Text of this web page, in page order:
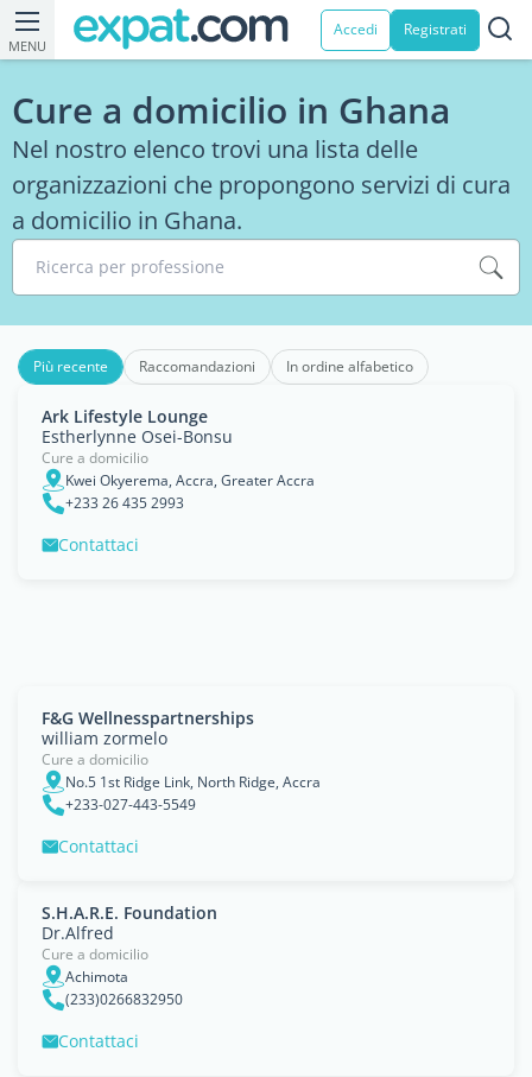
MENU
Accedi Registrati
Cure a domicilio in Ghana
Nel nostro elenco trovi una lista delle
organizzazioni che propongono servizi di cura
a domicilio in Ghana.
Ricerca per professione
Più recente Raccomandazioni In ordine alfabetico
Ark Lifestyle Lounge
Estherlynne Osei-Bonsu
Cure a domicilio
Kwei Okyerema, Accra, Greater Accra
+233 26 435 2993
Contattaci
F&G Wellnesspartnerships
william zormelo
Cure a domicilio
No.5 1st Ridge Link, North Ridge, Accra
+233-027-443-5549
Contattaci
S.H.A.R.E. Foundation
Dr.Alfred
Cure a domicilio
Achimota
(233)0266832950
Contattaci